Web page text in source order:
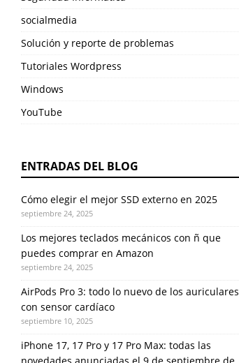
socialmedia
Solución y reporte de problemas
Tutoriales Wordpress
Windows
YouTube
ENTRADAS DEL BLOG
Cómo elegir el mejor SSD externo en 2025
septiembre 24, 2025
Los mejores teclados mecánicos con ñ que
puedes comprar en Amazon
septiembre 24, 2025
AirPods Pro 3: todo lo nuevo de los auriculares
con sensor cardíaco
septiembre 10, 2025
iPhone 17, 17 Pro y 17 Pro Max: todas las
novedades anunciadas el 9 de septiembre de